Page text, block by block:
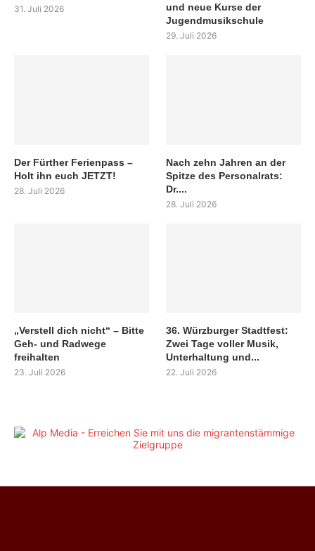
31. Juli 2026
und neue Kurse der
Jugendmusikschule
29. Juli 2026
Der Fürther Ferienpass –
Holt ihn euch JETZT!
28. Juli 2026
Nach zehn Jahren an der
Spitze des Personalrats:
Dr....
28. Juli 2026
„Verstell dich nicht“ – Bitte
Geh- und Radwege
freihalten
23. Juli 2026
36. Würzburger Stadtfest:
Zwei Tage voller Musik,
Unterhaltung und...
22. Juli 2026